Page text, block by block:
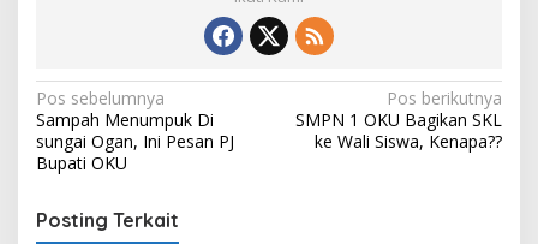
Navigasi
pos
Pos sebelumnya
Sampah Menumpuk Di
sungai Ogan, Ini Pesan PJ
Bupati OKU
Pos berikutnya
SMPN 1 OKU Bagikan SKL
ke Wali Siswa, Kenapa??
Posting Terkait